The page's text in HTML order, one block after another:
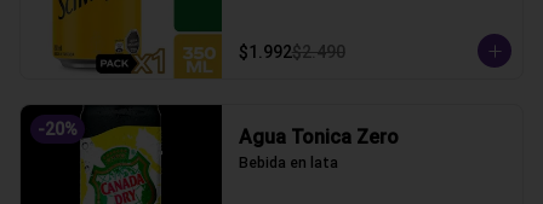
$1.992$2.490
-20% Agua Tonica Zero
Bebida en lata